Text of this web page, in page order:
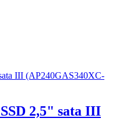
2,5" sata III